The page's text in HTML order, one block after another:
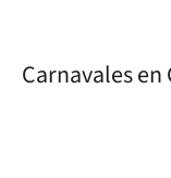
Carnavales